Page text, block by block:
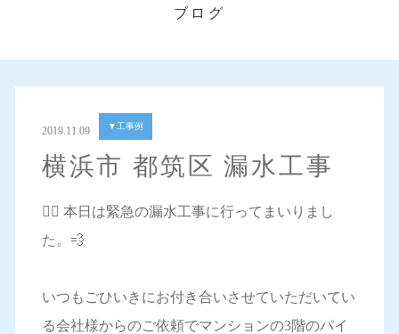
ブログ
2019.11.09 ▼工事例
横浜市 都筑区 漏水工事
💁‍♀️ 本日は緊急の漏水工事に行ってまいりまし
た。💨
いつもごひいきにお付き合いさせていただいてい
る会社様からのご依頼でマンションの3階のパイ